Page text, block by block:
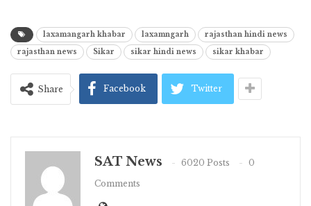
laxamangarh khabar laxamngarh
rajasthan hindi news
rajasthan news
Sikar sikar hindi news sikar khabar
Share Facebook Twitter
SAT News 6020 Posts
0
Comments